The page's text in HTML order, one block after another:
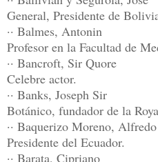
General, Presidente de
·· Balmes, Antonin
Profesor en la Facultad de
·· Bancroft, Sir Quore
Celebre actor.
·· Banks, Joseph Sir
Botánico, fundador de la
·· Baquerizo Moreno, Alfredo
Presidente del Ecuador.
·· Barata, Cipriano